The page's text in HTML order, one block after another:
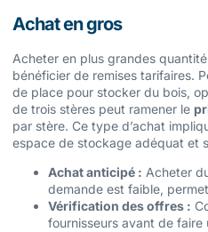
Achat en gros
Acheter en plus grandes
bénéficier de remises tarifaires.
de place pour stocker du bois,
de trois stères peut ramener le
par stère. Ce type d’achat
espace de stockage adéquat et
Achat anticipé : Acheter
demande est faible,
Vérification des offres :
fournisseurs avant de faire